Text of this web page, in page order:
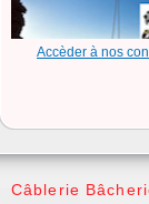
Accèder à nos
Câblerie